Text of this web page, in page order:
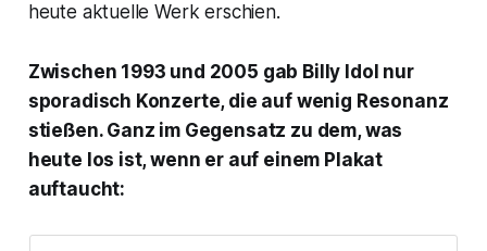
heute aktuelle Werk erschien.
Zwischen 1993 und 2005 gab Billy Idol nur
sporadisch Konzerte, die auf wenig Resonanz
stießen. Ganz im Gegensatz zu dem, was
heute los ist, wenn er auf einem Plakat
auftaucht: